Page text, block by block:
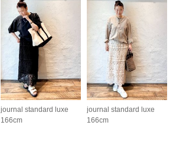
journal standard luxe
166cm
journal standard luxe
166cm